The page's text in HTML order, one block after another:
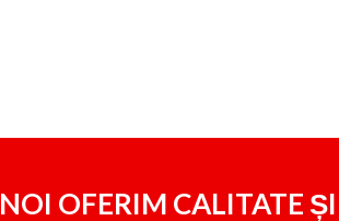
NOI OFERIM CALITATE